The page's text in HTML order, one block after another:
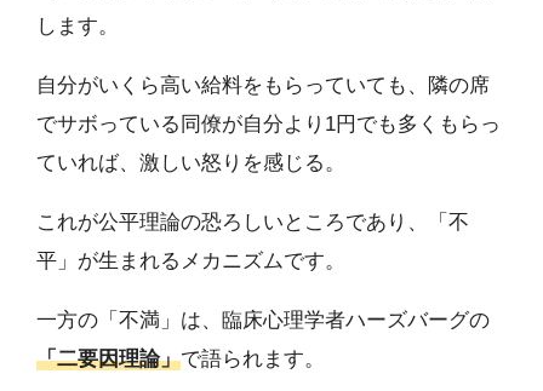
します。
自分がいくら高い給料をもらっていても、隣の席
でサボっている同僚が自分より1円でも多くもらっ
ていれば、激しい怒りを感じる。
これが公平理論の恐ろしいところであり、「不
平」が生まれるメカニズムです。
一方の「不満」は、臨床心理学者ハーズバーグの
「二要因理論」で語られます。